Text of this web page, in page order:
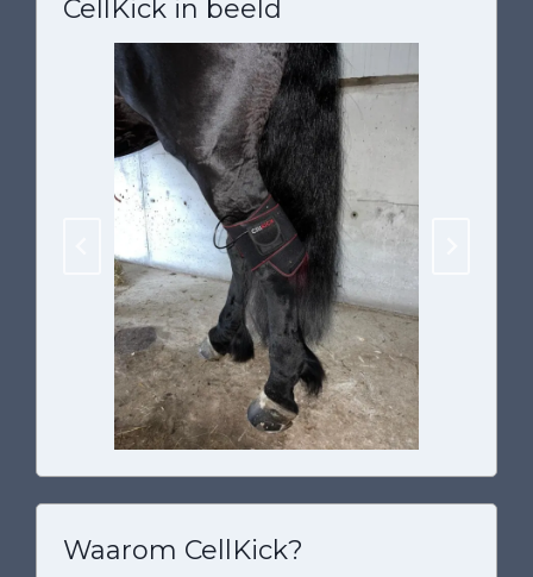
CellKick in beeld
Waarom CellKick?